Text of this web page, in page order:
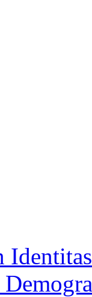
Identitas